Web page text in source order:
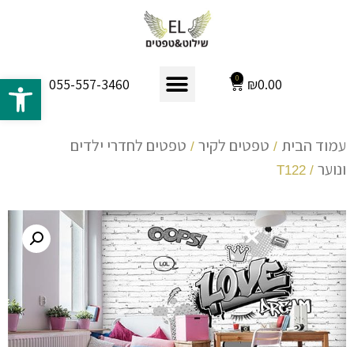
₪0.00
0
055-557-3460
עמוד הבית / טפטים לקיר / טפטים לחדרי ילדים
ונוער / T122